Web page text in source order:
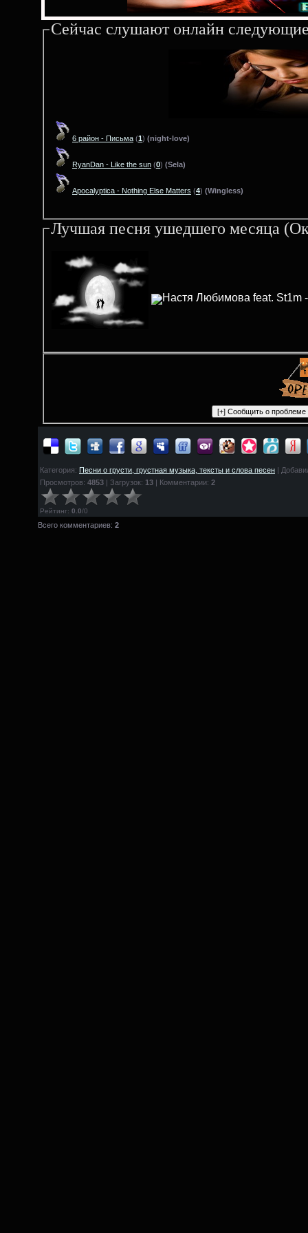
Сейчас слушают онлайн
6 район - Письма (1) (night-love)
RyanDan - Like the sun (0) (Sela)
Apocalyptica - Nothing Else Matters (4) (Wingless)
Лучшая песня ушедшего месяца
Настя Любимова feat.
Категория: Песни о грусти, грустная музыка, тексты и слова песен |
Просмотров: 4853 | Загрузок: 13 | Комментарии: 2
Рейтинг: 0.0/0
Всего комментариев: 2